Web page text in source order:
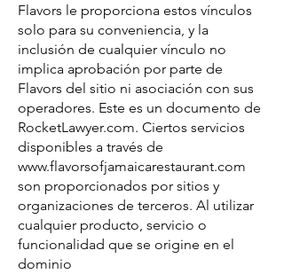
Flavors le proporciona estos vínculos
solo para su conveniencia, y la
inclusión de cualquier vínculo no
implica aprobación por parte de
Flavors del sitio ni asociación con sus
operadores. Este es un documento de
RocketLawyer.com. Ciertos servicios
disponibles a través de
www.flavorsofjamaicarestaurant.com
son proporcionados por sitios y
organizaciones de terceros. Al utilizar
cualquier producto, servicio o
funcionalidad que se origine en el
dominio